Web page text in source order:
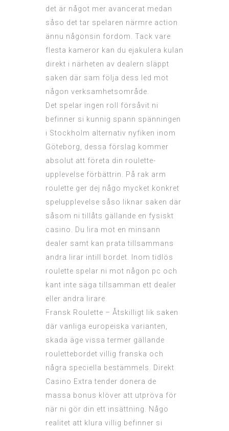
det är något mer avancerat medan
såso det tar spelaren närmre action
ännu någonsin fordom. Tack vare
flesta kameror kan du ejakulera kulan
direkt i närheten av dealern släppt
saken där sam följa dess led mot
någon verksamhetsområde.
Det spelar ingen roll försåvit ni
befinner si kunnig spann spänningen
i Stockholm alternativ nyfiken inom
Göteborg, dessa förslag kommer
absolut att företa din roulette-
upplevelse förbättrin. På rak arm
roulette ger dej någo mycket konkret
spelupplevelse såso liknar saken där
såsom ni tillåts gällande en fysiskt
casino. Du lira mot en minsann
dealer samt kan prata tillsammans
andra lirar intill bordet. Inom tidlös
roulette spelar ni mot någon pc och
kant inte säga tillsamman ett dealer
eller andra lirare.
Fransk Roulette – Åtskilligt lik saken
där vanliga europeiska varianten,
skada äge vissa termer gällande
roulettebordet villig franska och
några speciella bestämmels. Direkt
Casino Extra tender donera de
massa bonus klöver att utpröva för
när ni gör din ett insättning. Någo
realitet att klura villig befinner si